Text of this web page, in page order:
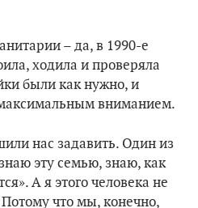
– да, в 1990-е
ходила и проверяла
были как нужно, и
максимальным вниманием.
нас задавить. Один из
эту семью, знаю, как
А я этого человека не
что мы, конечно,